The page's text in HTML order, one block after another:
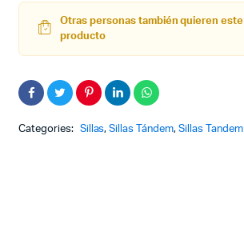
Metalica
Aaa
Otras personas también quieren este
producto
Categories: Sillas,Sillas Tándem, Sillas Tandem